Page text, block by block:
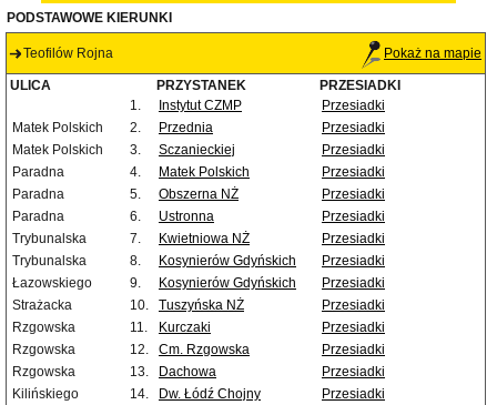
PODSTAWOWE KIERUNKI
Teofilów Rojna Pokaż na mapie
ULICA PRZYSTANEK
PRZESIADKI
1.
Instytut CZMP
Przesiadki
Matek Polskich
2. Przednia
Przesiadki
Matek Polskich
3. Sczanieckiej
Przesiadki
Paradna
4. Matek Polskich
Przesiadki
Paradna
5. Obszerna NŻ
Przesiadki
Paradna
6. Ustronna
Przesiadki
Trybunalska
7. Kwietniowa NŻ
Przesiadki
Trybunalska
8. Kosynierów Gdyńskich
Przesiadki
Łazowskiego
9. Kosynierów Gdyńskich
Przesiadki
Strażacka
10. Tuszyńska NŻ
Przesiadki
Rzgowska
11. Kurczaki
Przesiadki
Rzgowska
12. Cm. Rzgowska
Przesiadki
Rzgowska
13. Dachowa
Przesiadki
Kilińskiego
14. Dw. Łódź Chojny
Przesiadki